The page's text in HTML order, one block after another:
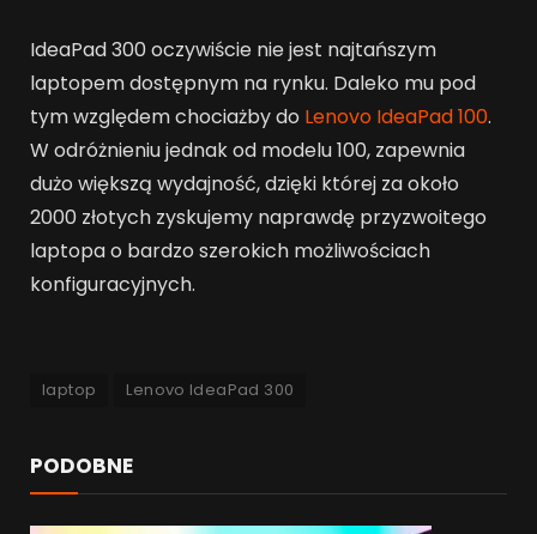
IdeaPad 300 oczywiście nie jest najtańszym
laptopem dostępnym na rynku. Daleko mu pod
tym względem chociażby do Lenovo IdeaPad 100.
W odróżnieniu jednak od modelu 100, zapewnia
dużo większą wydajność, dzięki której za około
2000 złotych zyskujemy naprawdę przyzwoitego
laptopa o bardzo szerokich możliwościach
konfiguracyjnych.
laptop Lenovo IdeaPad 300
PODOBNE